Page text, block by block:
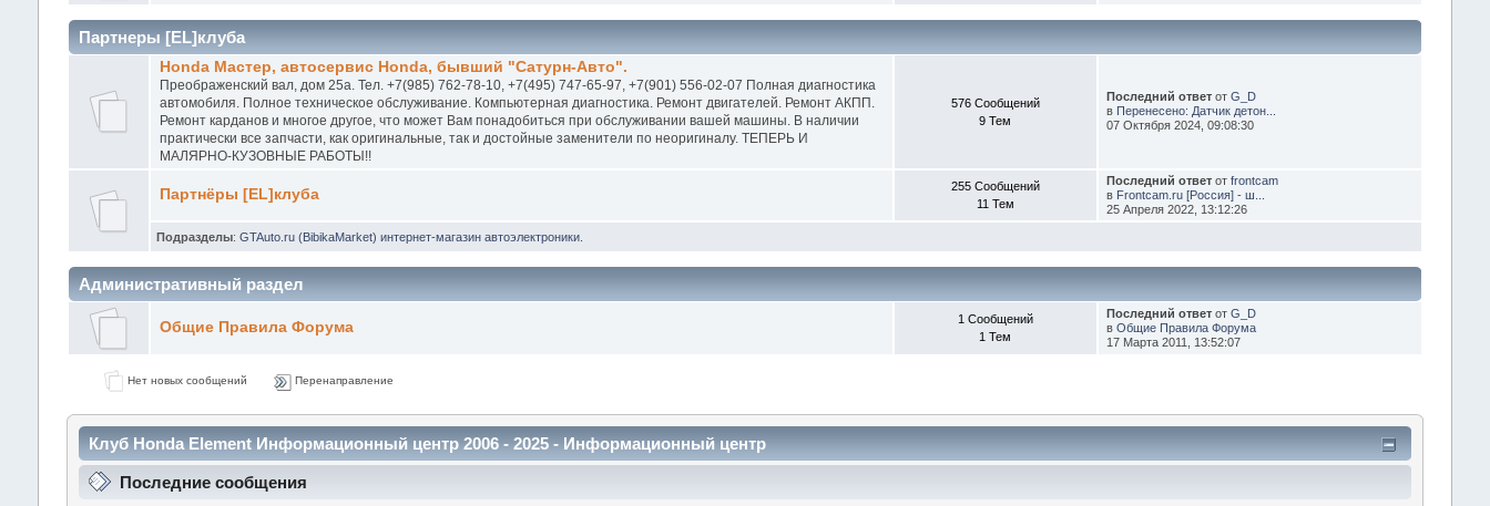
Партнеры [EL]клуба
Honda Мастер, автосервис Honda, бывший "Сатурн-Авто".
Преображенский вал, дом 25а. Тел. +7(985) 762-78-10, +7(495) 747-65-97, +7(901) 556-02-07 Полная диагностика
автомобиля. Полное техническое обслуживание. Компьютерная диагностика. Ремонт двигателей. Ремонт АКПП.
Ремонт карданов и многое другое, что может Вам понадобиться при обслуживании вашей машины. В наличии
практически все запчасти, как оригинальные, так и достойные заменители по неоригиналу. ТЕПЕРЬ И
МАЛЯРНО-КУЗОВНЫЕ РАБОТЫ!!
576 Сообщений
9 Тем
Последний ответ отG_D
в Перенесено: Датчик детон...
07 Октября 2024, 09:08:30
Партнёры [EL]клуба
255 Сообщений
11 Тем
Последний ответ отfrontcam
в Frontcam.ru [Россия] - ш...
25 Апреля 2022, 13:12:26
Подразделы: GTAuto.ru (BibikaMarket) интернет-магазин автоэлектроники.
Административный раздел
Общие Правила Форума
1 Сообщений
1 Тем
Последний ответ отG_D
вОбщие Правила Форума
17 Марта 2011, 13:52:07
Нет новых сообщений Перенаправление
Клуб Honda Element Информационный центр 2006 - 2025 - Информационный центр
Последние сообщения